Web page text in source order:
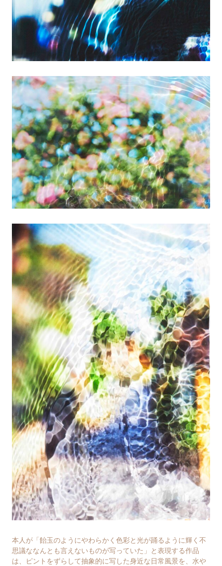
本人が「飴玉のようにやわらかく色彩と光が踊るように輝く不
思議ななんとも言えないものが写っていた」と表現する作品
は、ピントをずらして抽象的に写した身近な日常風景を、水や